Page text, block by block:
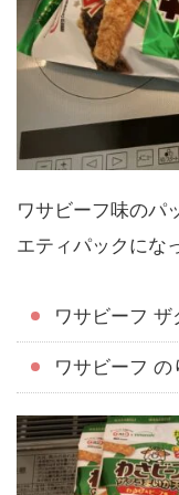
ワサビーフ味のパ
エティパックにな
ワサビーフ ザ
ワサビーフ の